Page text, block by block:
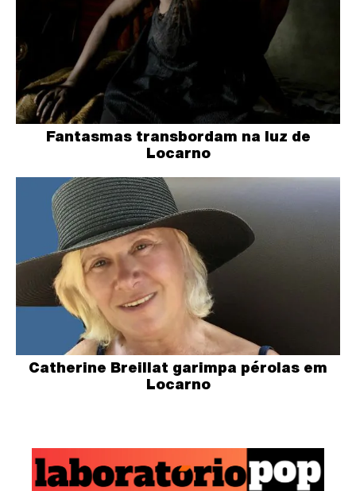
Fantasmas transbordam na luz de
Locarno
Catherine Breillat garimpa pérolas em
Locarno